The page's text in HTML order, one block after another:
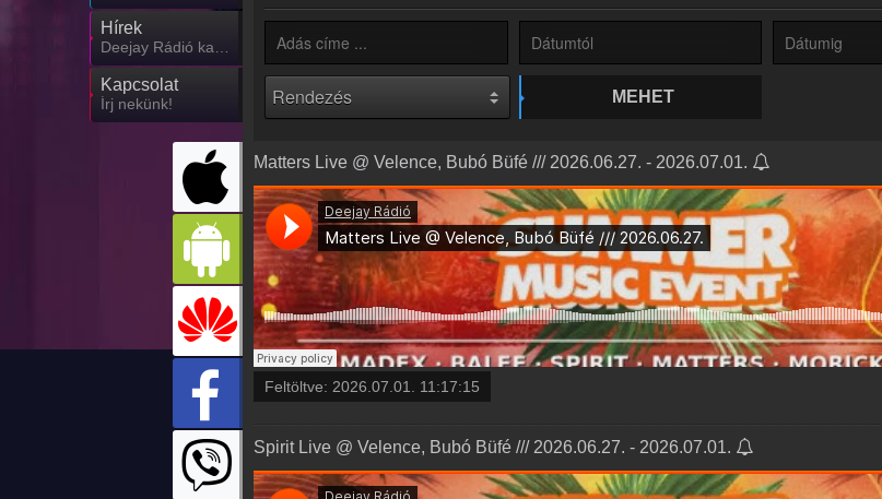
Hírek
Kapcsolat
Írj nekünk! MEHET
Matters Live @ Velence, Bubó Büfé /// 2026.06.27. - 2026.07.01.
Feltöltve: 2026.07.01. 11:17:15
Spirit Live @ Velence, Bubó Büfé /// 2026.06.27. - 2026.07.01.